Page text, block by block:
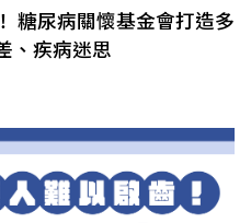
糖尿病關懷基金會打造多
、疾病迷思